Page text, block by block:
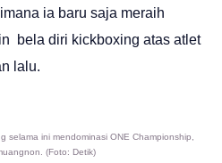
ia baru saja meraih
bela diri kickboxing atas atlet
lalu.
selama ini mendominasi ONE Championship,
(Foto: Detik)